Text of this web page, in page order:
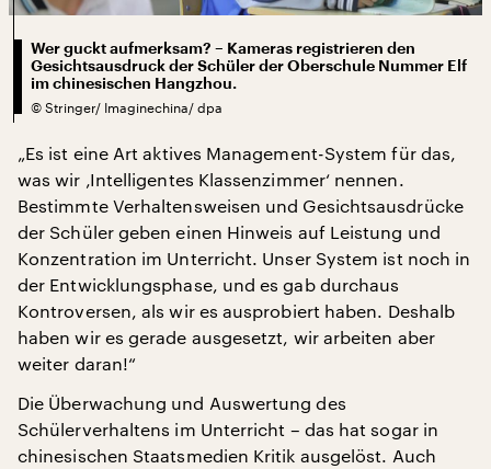
Wer guckt aufmerksam? – Kameras registrieren den
Gesichtsausdruck der Schüler der Oberschule Nummer Elf
im chinesischen Hangzhou.
© Stringer/ Imaginechina/ dpa
„Es ist eine Art aktives Management-System für das,
was wir ‚Intelligentes Klassenzimmer‘ nennen.
Bestimmte Verhaltensweisen und Gesichtsausdrücke
der Schüler geben einen Hinweis auf Leistung und
Konzentration im Unterricht. Unser System ist noch in
der Entwicklungsphase, und es gab durchaus
Kontroversen, als wir es ausprobiert haben. Deshalb
haben wir es gerade ausgesetzt, wir arbeiten aber
weiter daran!“
Die Überwachung und Auswertung des
Schülerverhaltens im Unterricht – das hat sogar in
chinesischen Staatsmedien Kritik ausgelöst. Auch